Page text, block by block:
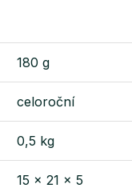
180 g
celoroční
0,5 kg
15 x 21 x 5